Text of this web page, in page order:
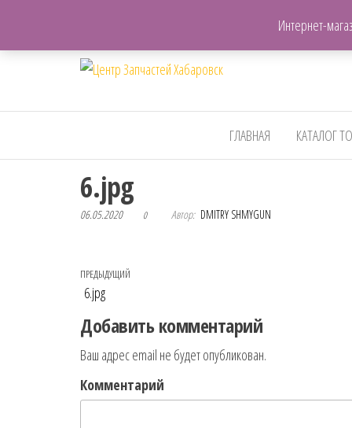
Хабаровск
ГЛАВНАЯ КАТАЛОГ
6.jpg
06.05.2020 0 Автор: DMITRY SHMYGUN
Навигация по записям
Предыдущая запись
ПРЕДЫДУЩИЙ
6.jpg
Добавить комментарий
Ваш адрес email не будет опубликован.
Комментарий
Интернет-